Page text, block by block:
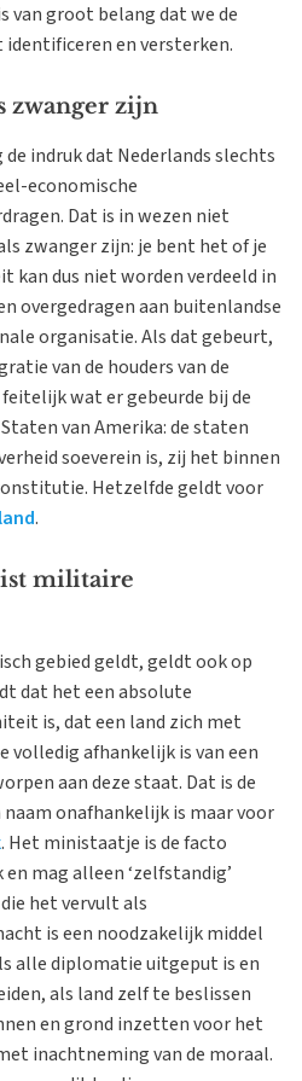
van groot belang dat we de
en versterken.
zwanger zijn
indruk dat Nederlands slechts
economische
Dat is in wezen niet
zwanger zijn: je bent het of je
kan dus niet worden verdeeld in
overgedragen aan buitenlandse
organisatie. Als dat gebeurt,
van de houders van de
wat er gebeurde bij de
van Amerika: de staten
soeverein is, zij het binnen
Hetzelfde geldt voor
.
militaire
gebied geldt, geldt ook op
dat het een absolute
is, dat een land zich met
volledig afhankelijk is van een
aan deze staat. Dat is de
onafhankelijk is maar voor
. Het ministaatje is de facto
mag alleen ‘zelfstandig’
het vervult als
is een noodzakelijk middel
alle diplomatie uitgeput is en
als land zelf te beslissen
en grond inzetten voor het
inachtneming van de moraal.